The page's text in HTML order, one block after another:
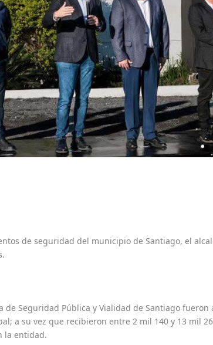
de seguridad del municipio de Santiago, el
Seguridad Pública y Vialidad de Santiago fueron
a su vez que recibieron entre 2 mil 140 y 13 mil
la entidad.